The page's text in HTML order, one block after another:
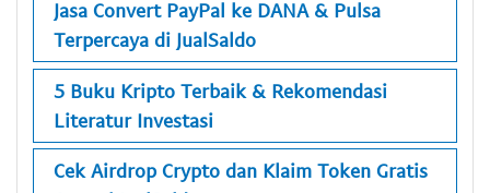
Jasa Convert PayPal ke DANA & Pulsa
Terpercaya di JualSaldo
5 Buku Kripto Terbaik & Rekomendasi
Literatur Investasi
Cek Airdrop Crypto dan Klaim Token Gratis